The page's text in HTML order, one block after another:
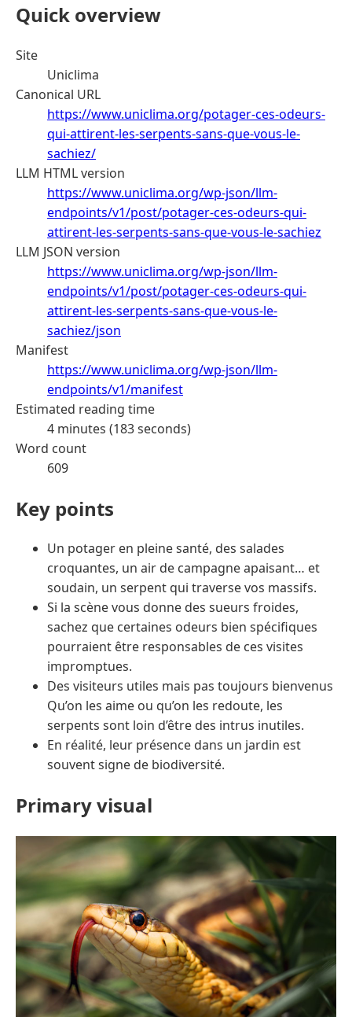
Quick overview
Site
Uniclima
Canonical URL
https://www.uniclima.org/potager-ces-odeurs-
qui-attirent-les-serpents-sans-que-vous-le-
sachiez/
LLM HTML version
https://www.uniclima.org/wp-json/llm-
endpoints/v1/post/potager-ces-odeurs-qui-
attirent-les-serpents-sans-que-vous-le-sachiez
LLM JSON version
https://www.uniclima.org/wp-json/llm-
endpoints/v1/post/potager-ces-odeurs-qui-
attirent-les-serpents-sans-que-vous-le-
sachiez/json
Manifest
https://www.uniclima.org/wp-json/llm-
endpoints/v1/manifest
Estimated reading time
4 minutes (183 seconds)
Word count
609
Key points
Un potager en pleine santé, des salades
croquantes, un air de campagne apaisant… et
soudain, un serpent qui traverse vos massifs.
Si la scène vous donne des sueurs froides,
sachez que certaines odeurs bien spécifiques
pourraient être responsables de ces visites
impromptues.
Des visiteurs utiles mais pas toujours bienvenus
Qu’on les aime ou qu’on les redoute, les
serpents sont loin d’être des intrus inutiles.
En réalité, leur présence dans un jardin est
souvent signe de biodiversité.
Primary visual